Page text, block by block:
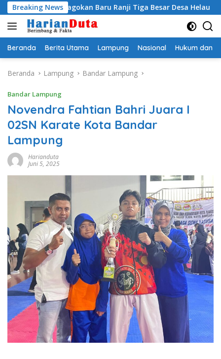
Langsung
ke
konten
Breaking News
Jagokan Baru Ranji Tiga Besar Desa Helau
Beranda Berita Utama Lampung Nasional Hukum dan
Beranda Lampung Bandar Lampung
Bandar Lampung
Novendra Fahtian Bahri Juara I
02SN Karate Kota Bandar
Lampung
Harianduta
Juni 5, 2025